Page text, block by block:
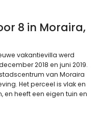
8 in Moraira,
vakantievilla werd
2018 en juni 2019.
van Moraira
Het perceel is vlak en
en heeft een eigen tuin en